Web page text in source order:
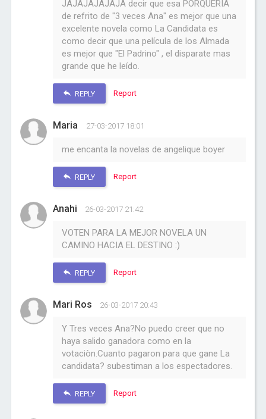
JAJAJAJAJAJA decir que esa PORQUERÍA
de refrito de "3 veces Ana" es mejor que una
excelente novela como La Candidata es
como decir que una película de los Almada
es mejor que "El Padrino" , el disparate mas
grande que he leído.
REPLY Report
Maria 27-03-2017 18:01
me encanta la novelas de angelique boyer
REPLY Report
Anahi 26-03-2017 21:42
VOTEN PARA LA MEJOR NOVELA UN
CAMINO HACIA EL DESTINO :)
REPLY Report
Mari Ros 26-03-2017 20:43
Y Tres veces Ana?No puedo creer que no
haya salido ganadora como en la
votaciòn.Cuanto pagaron para que gane La
candidata? subestiman a los espectadores.
REPLY Report